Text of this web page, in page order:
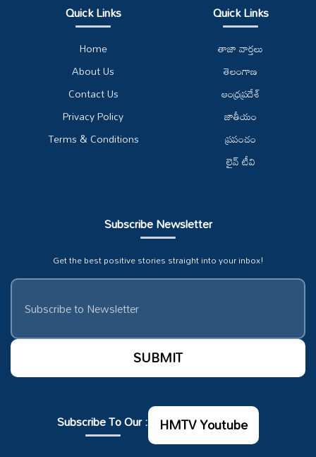
Quick Links
Home
About Us
Contact Us
Privacy Policy
Terms & Conditions
Quick Links
తాజా వార్తలు
తెలంగాణ
ఆంధ్రప్రదేశ్
జాతీయం
ప్రపంచం
లైవ్ టీవి
Subscribe Newsletter
Get the best positive stories straight into your inbox!
Subscribe To Our : HMTV Youtube